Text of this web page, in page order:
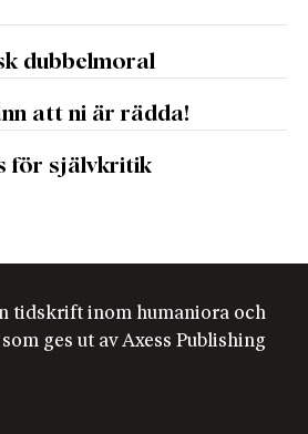
dubbelmoral
att ni är rädda!
för självkritik
tidskrift inom humaniora och
ges ut av Axess Publishing